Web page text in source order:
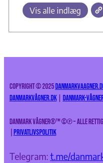
Vis alle indlæg
Copyright © 2025
DanmarkVågner.dk| Danmark-
Danmark Vågner®™©℗ – Alle
Privatlivspolitik
Telegram: t.me/